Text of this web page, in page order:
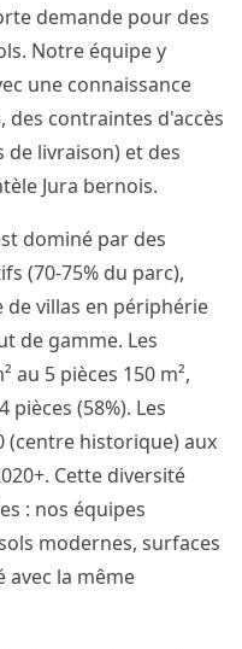
demande pour des
Notre équipe y
une connaissance
des contraintes d'accès
livraison) et des
Jura bernois.
dominé par des
(70-75% du parc),
de villas en périphérie
de gamme. Les
au 5 pièces 150 m²,
(58%). Les
(centre historique) aux
Cette diversité
: nos équipes
modernes, surfaces
avec la même